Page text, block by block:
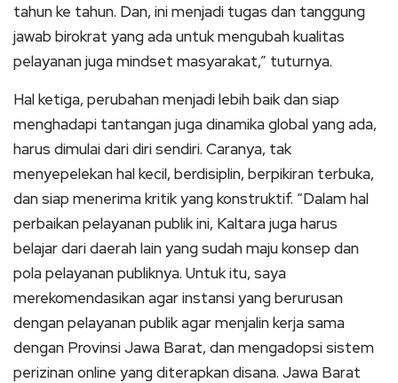
tahun ke tahun. Dan, ini menjadi tugas dan tanggung
jawab birokrat yang ada untuk mengubah kualitas
pelayanan juga mindset masyarakat,” tuturnya.
Hal ketiga, perubahan menjadi lebih baik dan siap
menghadapi tantangan juga dinamika global yang ada,
harus dimulai dari diri sendiri. Caranya, tak
menyepelekan hal kecil, berdisiplin, berpikiran terbuka,
dan siap menerima kritik yang konstruktif. “Dalam hal
perbaikan pelayanan publik ini, Kaltara juga harus
belajar dari daerah lain yang sudah maju konsep dan
pola pelayanan publiknya. Untuk itu, saya
merekomendasikan agar instansi yang berurusan
dengan pelayanan publik agar menjalin kerja sama
dengan Provinsi Jawa Barat, dan mengadopsi sistem
perizinan online yang diterapkan disana. Jawa Barat